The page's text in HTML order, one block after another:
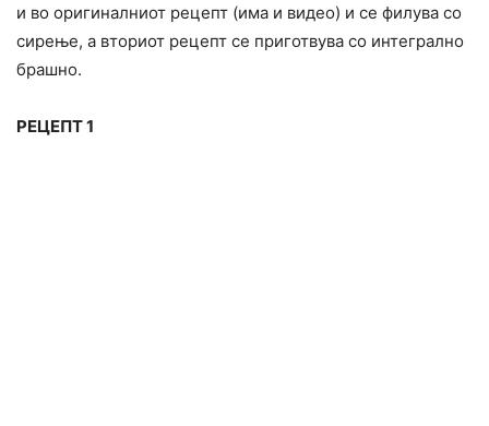
и во оригиналниот рецепт (има и видео) и се филува со
сирење, а вториот рецепт се приготвува со интегрално
брашно.
РЕЦЕПТ 1